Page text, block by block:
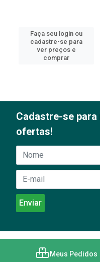
Faça seu login ou
cadastre-se para
ver preços e
comprar
Cadastre-se
ofertas!
Meus Pedidos